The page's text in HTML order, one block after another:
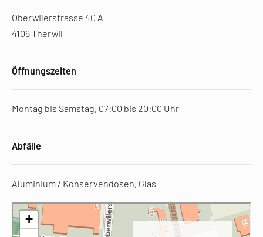
Oberwilerstrasse 40 A
4106 Therwil
Öffnungszeiten
Montag bis Samstag, 07:00 bis 20:00 Uhr
Abfälle
Aluminium / Konservendosen, Glas